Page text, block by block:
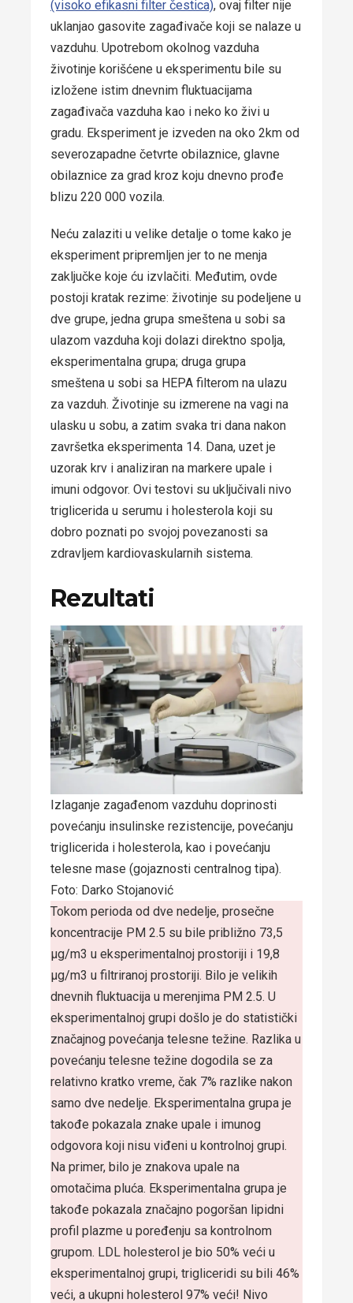
(visoko efikasni filter čestica), ovaj filter nije
uklanjao gasovite zagađivače koji se nalaze u
vazduhu. Upotrebom okolnog vazduha
životinje korišćene u eksperimentu bile su
izložene istim dnevnim fluktuacijama
zagađivača vazduha kao i neko ko živi u
gradu. Eksperiment je izveden na oko 2km od
severozapadne četvrte obilaznice, glavne
obilaznice za grad kroz koju dnevno prođe
blizu 220 000 vozila.
Neću zalaziti u velike detalje o tome kako je
eksperiment pripremljen jer to ne menja
zaključke koje ću izvlačiti. Međutim, ovde
postoji kratak rezime: životinje su podeljene u
dve grupe, jedna grupa smeštena u sobi sa
ulazom vazduha koji dolazi direktno spolja,
eksperimentalna grupa; druga grupa
smeštena u sobi sa HEPA filterom na ulazu
za vazduh. Životinje su izmerene na vagi na
ulasku u sobu, a zatim svaka tri dana nakon
završetka eksperimenta 14. Dana, uzet je
uzorak krv i analiziran na markere upale i
imuni odgovor. Ovi testovi su uključivali nivo
triglicerida u serumu i holesterola koji su
dobro poznati po svojoj povezanosti sa
zdravljem kardiovaskularnih sistema.
Rezultati
Izlaganje zagađenom vazduhu doprinosti
povećanju insulinske rezistencije, povećanju
triglicerida i holesterola, kao i povećanju
telesne mase (gojaznosti centralnog tipa).
Foto: Darko Stojanović
Tokom perioda od dve nedelje, prosečne
koncentracije PM 2.5 su bile približno 73,5
μg/m3 u eksperimentalnoj prostoriji i 19,8
μg/m3 u filtriranoj prostoriji. Bilo je velikih
dnevnih fluktuacija u merenjima PM 2.5. U
eksperimentalnoj grupi došlo je do statistički
značajnog povećanja telesne težine. Razlika u
povećanju telesne težine dogodila se za
relativno kratko vreme, čak 7% razlike nakon
samo dve nedelje. Eksperimentalna grupa je
takođe pokazala znake upale i imunog
odgovora koji nisu viđeni u kontrolnoj grupi.
Na primer, bilo je znakova upale na
omotačima pluća. Eksperimentalna grupa je
takođe pokazala značajno pogoršan lipidni
profil plazme u poređenju sa kontrolnom
grupom. LDL holesterol je bio 50% veći u
eksperimentalnoj grupi, trigliceridi su bili 46%
veći, a ukupni holesterol 97% veći! Nivo